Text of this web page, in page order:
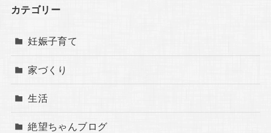
カテゴリー
妊娠子育て
家づくり
生活
絶望ちゃんブログ